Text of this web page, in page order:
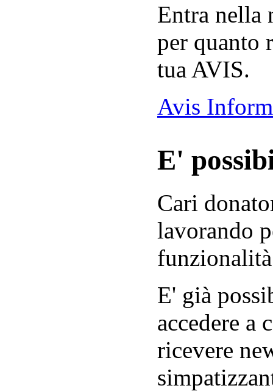
Entra nella
per quanto
tua AVIS.
Avis
E'
Cari
lavorando
E' già
accedere a
ricevere